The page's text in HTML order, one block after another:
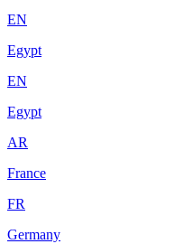
EN
Egypt
EN
Egypt
AR
France
FR
Germany